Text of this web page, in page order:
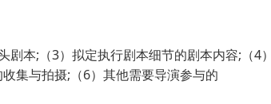
剧本;（3）拟定执行剧本细节的剧本内容;（4
集与拍摄;（6）其他需要导演参与的